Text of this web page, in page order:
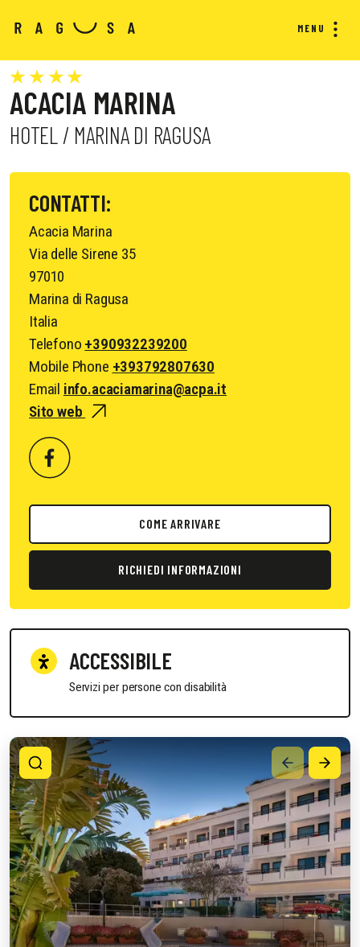
MENU
ACACIA MARINA
HOTEL / MARINA DI RAGUSA
CONTATTI:
Acacia Marina
Via delle Sirene 35
97010
Marina di Ragusa
Italia
Telefono +390932239200
Mobile Phone +393792807630
Email info.acaciamarina@acpa.it
Sito web
COME ARRIVARE
RICHIEDI INFORMAZIONI
ACCESSIBILE
Servizi per persone con disabilità